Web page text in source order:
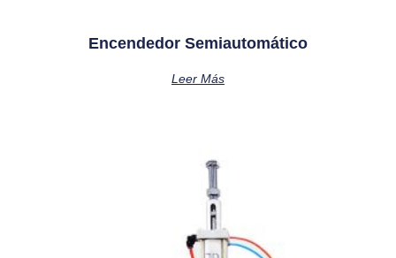
Encendedor Semiautomático
Leer Más